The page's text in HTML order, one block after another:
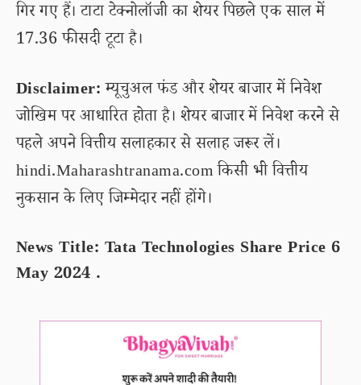
गिर गए हैं। टाटा टेक्नोलॉजी का शेयर पिछले एक साल में
17.36 फीसदी टूटा है।
Disclaimer:म्यूचुअल फंड और शेयर बाजार में निवेश
जोखिम पर आधारित होता है। शेयर बाजार में निवेश करने से
पहले अपने वित्तीय सलाहकार से सलाह जरूर लें।
hindi.Maharashtranama.com किसी भी वित्तीय
नुकसान के लिए जिम्मेदार नहीं होंगे।
News Title: Tata Technologies Share Price 6
May 2024 .